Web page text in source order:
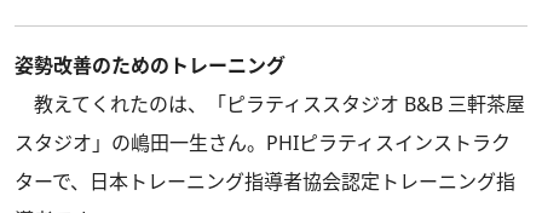
姿勢改善のためのトレーニング
教えてくれたのは、「ピラティススタジオ B&B 三軒茶屋
スタジオ」の嶋田一生さん。PHIピラティスインストラク
ターで、日本トレーニング指導者協会認定トレーニング指